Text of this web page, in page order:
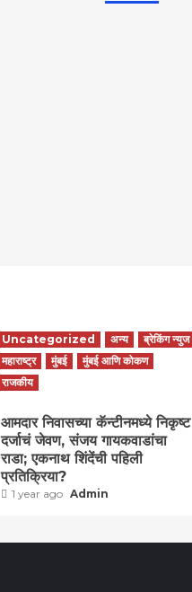
Uncategorized अन्य
ब्रेकिंग न्युज
महाराष्ट्र
मुंबई
मुंबई आणि कोकण
राजकीय
आमदार निवासच्या कॅन्टीनमध्ये निकृष्ट
दर्जाचं जेवण, संजय गायकवाडांचा
राडा; एकनाथ शिंदेंची पहिली
प्रतिक्रिया?
1 year ago Admin